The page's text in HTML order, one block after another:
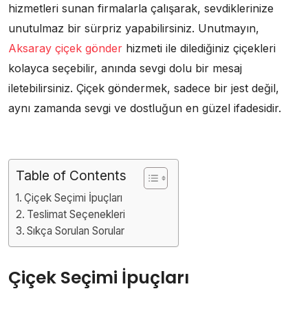
hizmetleri sunan firmalarla çalışarak, sevdiklerinize
unutulmaz bir sürpriz yapabilirsiniz. Unutmayın,
Aksaray çiçek gönder hizmeti ile dilediğiniz çiçekleri
kolayca seçebilir, anında sevgi dolu bir mesaj
iletebilirsiniz. Çiçek göndermek, sadece bir jest değil,
aynı zamanda sevgi ve dostluğun en güzel ifadesidir.
Table of Contents
Çiçek Seçimi İpuçları
Teslimat Seçenekleri
Sıkça Sorulan Sorular
Çiçek Seçimi İpuçları